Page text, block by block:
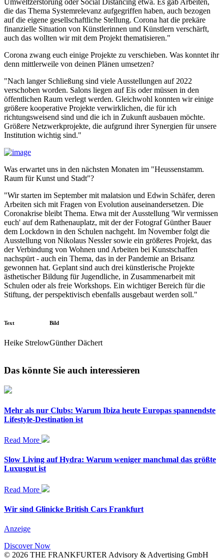
Umweltzerstörung oder Social Distancing etwa. Es gab Arbeiten,
die das Thema Systemrelevanz aufgegriffen haben, auch bezogen
auf die eigene gesellschaftliche Stellung. Corona hat die prekäre
finanzielle Situation von Künstlerinnen und Künstlern verschärft,
auch das wollten wir mit dem Projekt thematisieren."
Corona zwang euch einige Projekte zu verschieben. Was konntet ihr
denn mittlerweile von deinen Plänen umsetzen?
"Nach langer Schließung sind viele Ausstellungen auf 2022
verschoben worden. Salons liegen auf Eis oder müssen in den
öffentlichen Raum verlegt werden. Gleichwohl konnten wir einige
größere kooperative Projekte verwirklichen, die für ich
richtungsweisend sind und die ich in Zukunft ausbauen möchte.
Größere Netzwerkprojekte, die aufgrund ihrer Synergien für unsere
Institution wichtig sind."
Was erwartet uns in den nächsten Monaten im "Heussenstamm.
Raum für Kunst und Stadt"?
"Wir starten im September mit malatsion und Edwin Schäfer, deren
Arbeiten sich mit Fragen von Evolution auseinandersetzen. Die
Coronakrise bleibt Thema. Etwa mit der Ausstellung 'Wir vermissen
euch' auf dem Rathenauplatz, mit der der Fotograf Günther Bauer
dem Lockdown in den Schulen nachgeht. Im November folgt die
Ausstellung von Nikolaus Nessler sowie ein größeres Projekt, das
der Verbindung von Wohnen und Arbeiten bei Kunstschaffen
nachspürt - auch ein Thema, das in der Pandemie an Brisanz
gewonnen hat. Geplant sind auch drei künstlerische Projekte
ästhetischer Bildung für Jugendliche, in Zusammenarbeit mit
Schulen oder als freie Workshops. Ein wichtiger Bereich für die
Stiftung, der perspektivisch ebenfalls ausgebaut werden soll."
Text
Heike Strelow
Bild
Günther Dächert
Das könnte Sie auch interessieren
Mehr als nur Clubs: Warum Ibiza heute Europas spannendste
Lifestyle-Destination ist
Read More
Slow Living auf Hydra: Warum weniger manchmal das größte
Luxusgut ist
Read More
Wir sind Glinicke British Cars Frankfurt
Anzeige
Discover Now
© 2026 THE FRANKFURTER Advisory & Advertising GmbH